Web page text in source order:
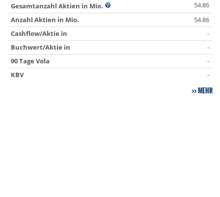
Gesamtanzahl Aktien in Mio.
54.86
Anzahl Aktien in Mio.
54.86
Cashflow/Aktie in
-
Buchwert/Aktie in
-
90 Tage Vola
-
KBV
-
MEHR